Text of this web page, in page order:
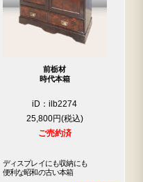
前栃材
時代本箱
iD：ilb2274
25,800円
ご売約済
ディスプレイにも収納にも
便利な昭和の古い本箱